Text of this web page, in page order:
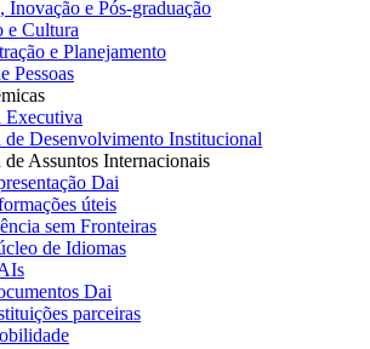
Inovação e Pós-graduação
e Cultura
e Planejamento
Pessoas
Executiva
Desenvolvimento Institucional
Assuntos Internacionais
Dai
úteis
sem Fronteiras
de Idiomas
Dai
parceiras